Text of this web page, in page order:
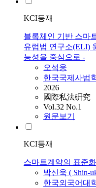
KCI등재
블록체인 기반 스마
유럽법 연구소(ELI)
능성을 중심으로 -
오석웅
한국국제사법
2026
國際私法硏究
Vol.32 No.1
원문보기
KCI등재
스마트계약의 표준
박신욱 ( Shin-
한국외국어대